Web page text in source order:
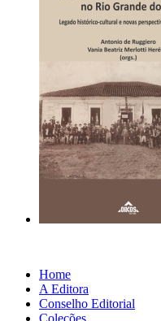
Home
A Editora
Conselho Editorial